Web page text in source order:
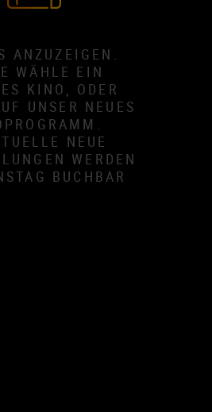
ANZUZEIGEN.
WÄHLE EIN
KINO, ODER
UNSER NEUES
NEUE
WERDEN
BUCHBAR